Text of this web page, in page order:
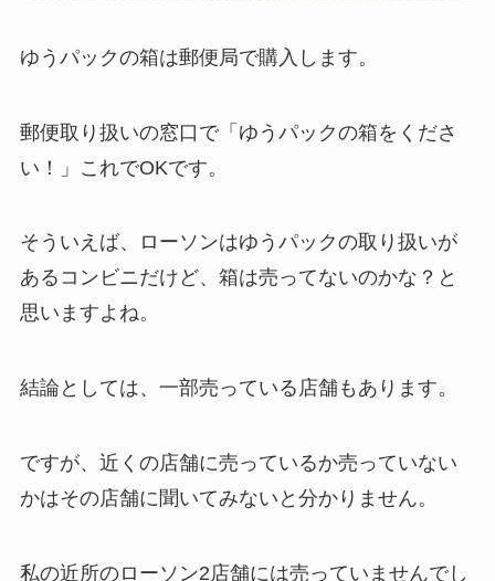
ゆうパックの箱は郵便局で購入します。
郵便取り扱いの窓口で「ゆうパックの箱をくださ
い！」これでOKです。
そういえば、ローソンはゆうパックの取り扱いが
あるコンビニだけど、箱は売ってないのかな？と
思いますよね。
結論としては、一部売っている店舗もあります。
ですが、近くの店舗に売っているか売っていない
かはその店舗に聞いてみないと分かりません。
私の近所のローソン2店舗には売っていませんでし